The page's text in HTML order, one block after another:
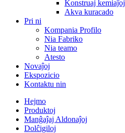
Konstruaj kemiaĵoj
Akva kuracado
Pri ni
Kompania Profilo
Nia Fabriko
Nia teamo
Atesto
Novaĵoj
Ekspozicio
Kontaktu nin
Hejmo
Produktoj
Manĝaĵaj Aldonaĵoj
Dolĉigiloj